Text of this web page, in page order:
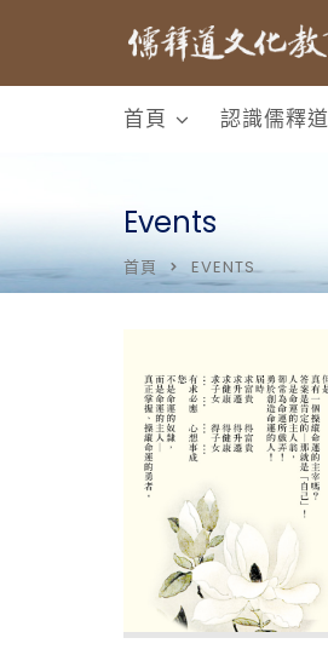
首頁 認識儒釋道
Events
首頁 EVENTS